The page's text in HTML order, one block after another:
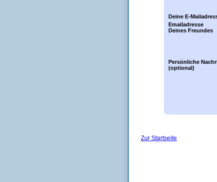
Deine E-
Emailadresse
Deines Freundes
Persönliche
(optional)
Zur Startseite